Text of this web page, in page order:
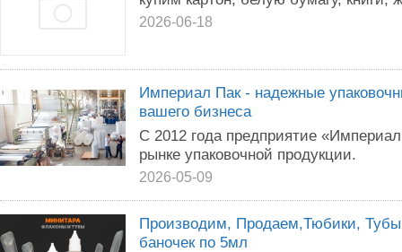
2026-06-18
Империал Пак - надежные
вашего бизнеса
С 2012 года предприятие
рынке упаковочной продукции.
2026-05-09
Производим, Продаем,Тюбики,
баночек по 5мл